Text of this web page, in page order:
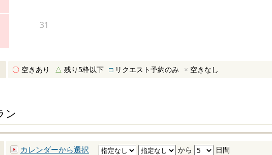
31
〇 空きあり △ 残り5枠以下 □リクエスト予約のみ × 空きなし
ン
カレンダーから選択 から 日間